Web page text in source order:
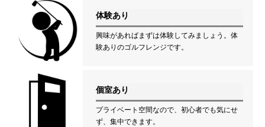
体験あり
興味があればまずは体験してみましょう。体
験ありのゴルフレンジです。
個室あり
プライベート空間なので、初心者でも気にせ
ず、集中できます。